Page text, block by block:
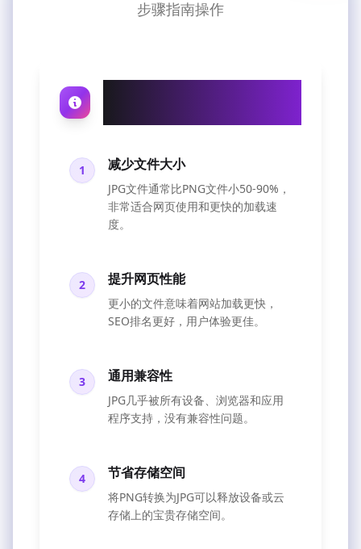
步骤指南操作
1 减少文件大小
JPG文件通常比PNG文件小50-90%，
非常适合网页使用和更快的加载速
度。
2 提升网页性能
更小的文件意味着网站加载更快，
SEO排名更好，用户体验更佳。
3 通用兼容性
JPG几乎被所有设备、浏览器和应用
程序支持，没有兼容性问题。
4 节省存储空间
将PNG转换为JPG可以释放设备或云
存储上的宝贵存储空间。